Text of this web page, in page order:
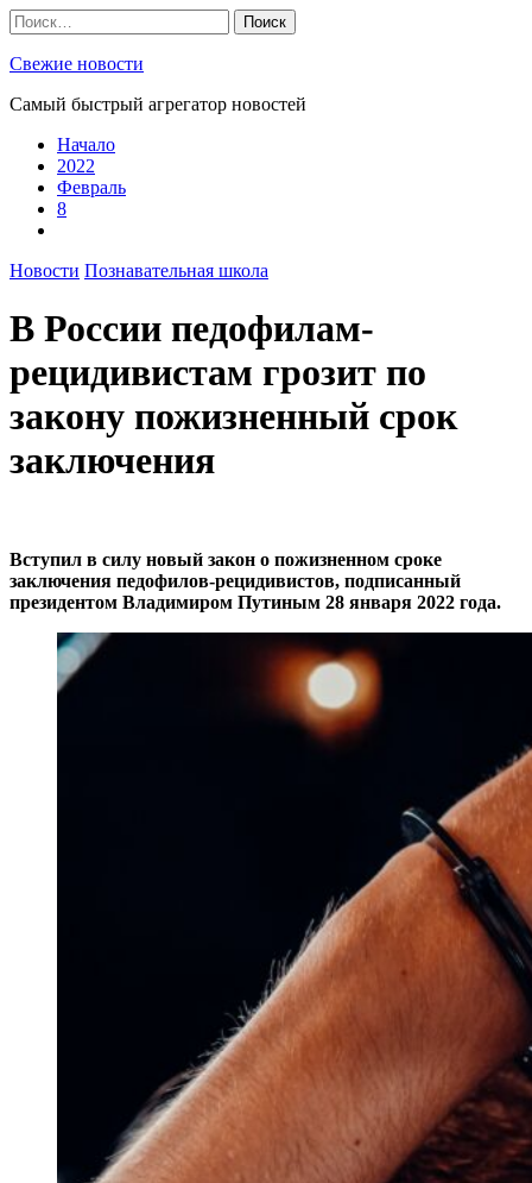
Skip
to
content
Найти:
Свежие новости
Самый быстрый агрегатор новостей
Начало
2022
Февраль
8
Новости Познавательная школа
В России педофилам-
рецидивистам грозит по
закону пожизненный срок
заключения
Вступил в силу новый закон о пожизненном сроке
заключения педофилов-рецидивистов, подписанный
президентом Владимиром Путиным 28 января 2022 года.